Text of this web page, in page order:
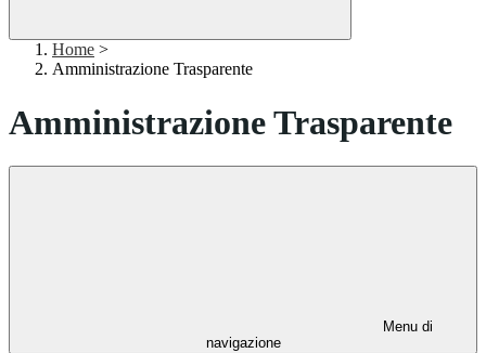
Home >
Amministrazione Trasparente
Amministrazione Trasparente
Menu di
navigazione